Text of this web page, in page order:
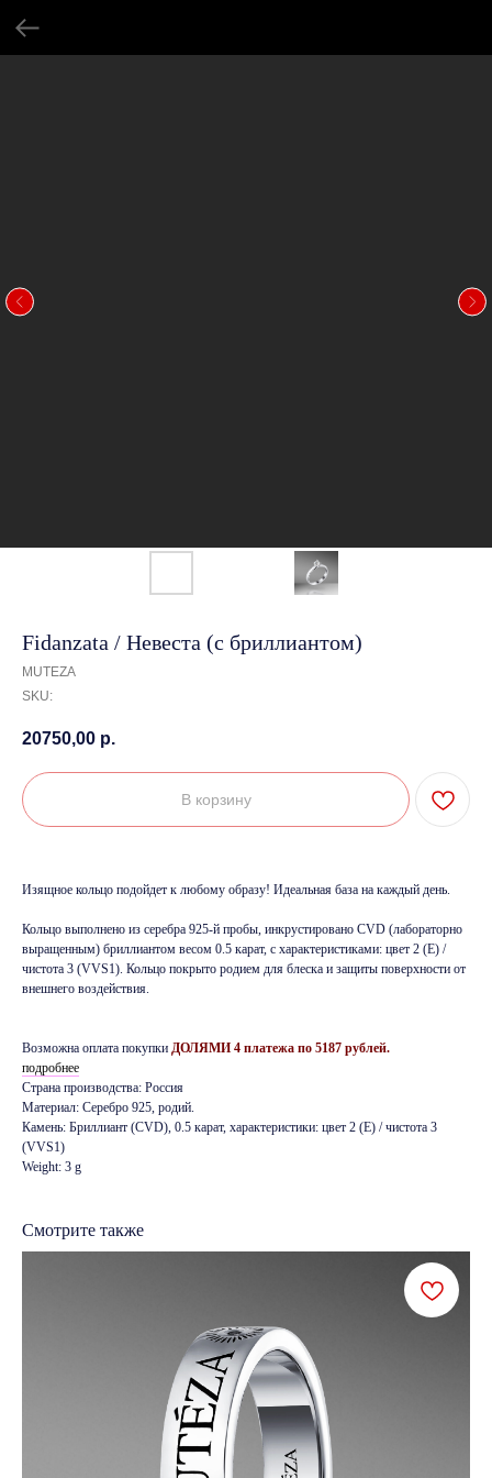
Fidanzata / Невеста (с бриллиантом)
MUTEZA
SKU:
20750,00 р.
В корзину
Изящное кольцо подойдет к любому образу! Идеальная база на каждый день.
Кольцо выполнено из серебра 925-й пробы, инкрустировано CVD (лабораторно
выращенным) бриллиантом весом 0.5 карат, с характеристиками: цвет 2 (E) /
чистота 3 (VVS1). Кольцо покрыто родием для блеска и защиты поверхности от
внешнего воздействия.
Возможна оплата покупки ДОЛЯМИ 4 платежа по 5187 рублей.
подробнее
Страна производства: Россия
Материал: Серебро 925, родий.
Камень: Бриллиант (CVD), 0.5 карат, характеристики: цвет 2 (E) / чистота 3
(VVS1)
Weight: 3 g
Смотрите также